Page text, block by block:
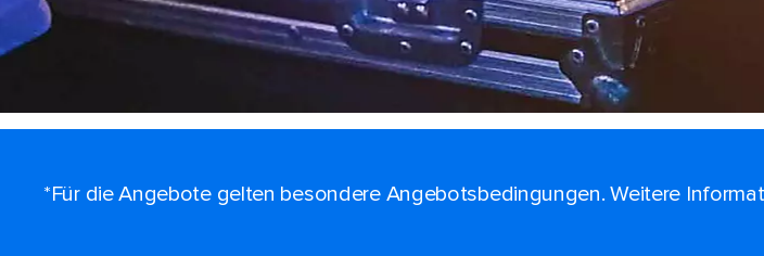
*Für die Angebote gelten besondere Angebotsbedingungen. Weitere